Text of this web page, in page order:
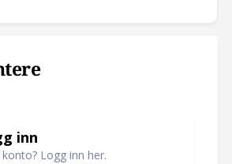
inn
Logg inn her.